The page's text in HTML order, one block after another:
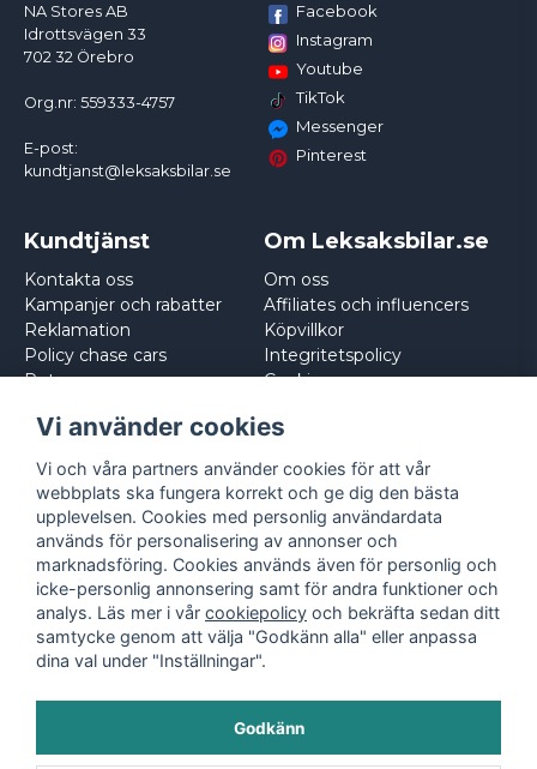
NA Stores AB
Idrottsvägen 33
702 32 Örebro
Org.nr: 559333-4757
E-post:
kundtjanst@leksaksbilar.se
Facebook
Instagram
Youtube
TikTok
Messenger
Pinterest
Kundtjänst
Kontakta oss
Kampanjer och rabatter
Reklamation
Policy chase cars
Returnera
Om Leksaksbilar.se
Om oss
Affiliates och influencers
Köpvillkor
Integritetspolicy
Cookies
Vi använder cookies
Vi och våra partners använder cookies för att vår
webbplats ska fungera korrekt och ge dig den bästa
upplevelsen. Cookies med personlig användardata
används för personalisering av annonser och
marknadsföring. Cookies används även för personlig och
icke-personlig annonsering samt för andra funktioner och
analys. Läs mer i vår cookiepolicy och bekräfta sedan ditt
samtycke genom att välja "Godkänn alla" eller anpassa
dina val under "Inställningar".
Godkänn